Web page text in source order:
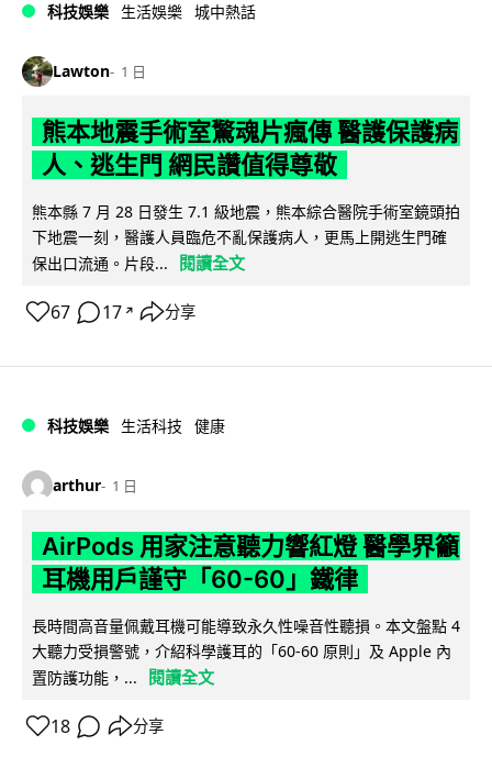
科技娛樂 生活娛樂 城中熱話
Lawton 1 日
熊本地震手術室驚魂片瘋傳 醫護保護病
人、逃生門 網民讚值得尊敬
熊本縣 7 月 28 日發生 7.1 級地震，熊本綜合醫院手術室鏡頭拍
下地震一刻，醫護人員臨危不亂保護病人，更馬上開逃生門確
保出口流通。片段...
閱讀全文
67 17 ↗ 分享
科技娛樂 生活科技 健康
arthur 1 日
AirPods 用家注意聽力響紅燈 醫學界籲
耳機用戶謹守「60-60」鐵律
長時間高音量佩戴耳機可能導致永久性噪音性聽損。本文盤點 4
大聽力受損警號，介紹科學護耳的「60-60 原則」及 Apple 內
置防護功能，...
閱讀全文
18 分享